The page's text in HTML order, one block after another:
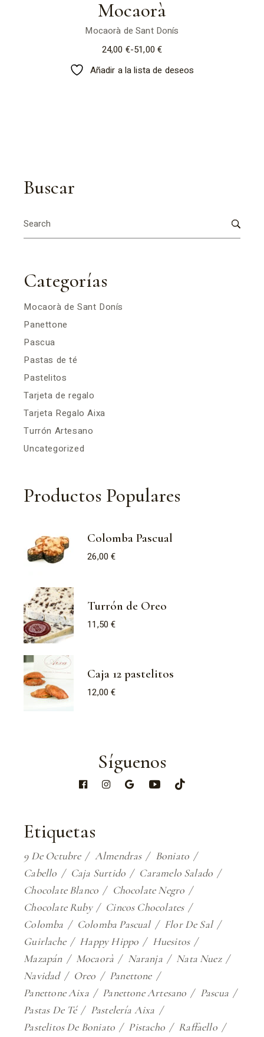
Mocaorà
Mocaorà de Sant Donís
24,00 €-51,00 €
Rango
precios:
Añadir a la lista de deseos
Buscar
for:
Categorías
Mocaorà de Sant Donís
Panettone
Pascua
Pastas de té
Pastelitos
Tarjeta de regalo
Tarjeta Regalo Aixa
Turrón Artesano
Uncategorized
Productos Populares
Colomba Pascual
26,00€
Turrón de Oreo
11,50€
Caja 12 pastelitos
12,00€
Síguenos
Etiquetas
9 De Octubre Almendras
Boniato
Cabello
Caja Surtido
Caramelo Salado
Chocolate Blanco
Chocolate Negro
Chocolate Ruby
Cincos Chocolates
Colomba
Colomba Pascual
Flor De Sal
Guirlache
Happy Hippo
Huesitos
Mazapán
Mocaorà Naranja
Nata Nuez
Navidad
Oreo
Panettone
Panettone Aixa
Panettone Artesano
Pascua
Pastas De Té
Pastelería Aixa
Pastelitos De Boniato
Pistacho
Raffaello